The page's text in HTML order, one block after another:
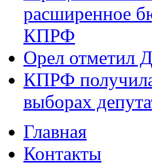
расширенное
КПРФ
Орел отметил
КПРФ
выборах
Главное меню
Главная
Контакты